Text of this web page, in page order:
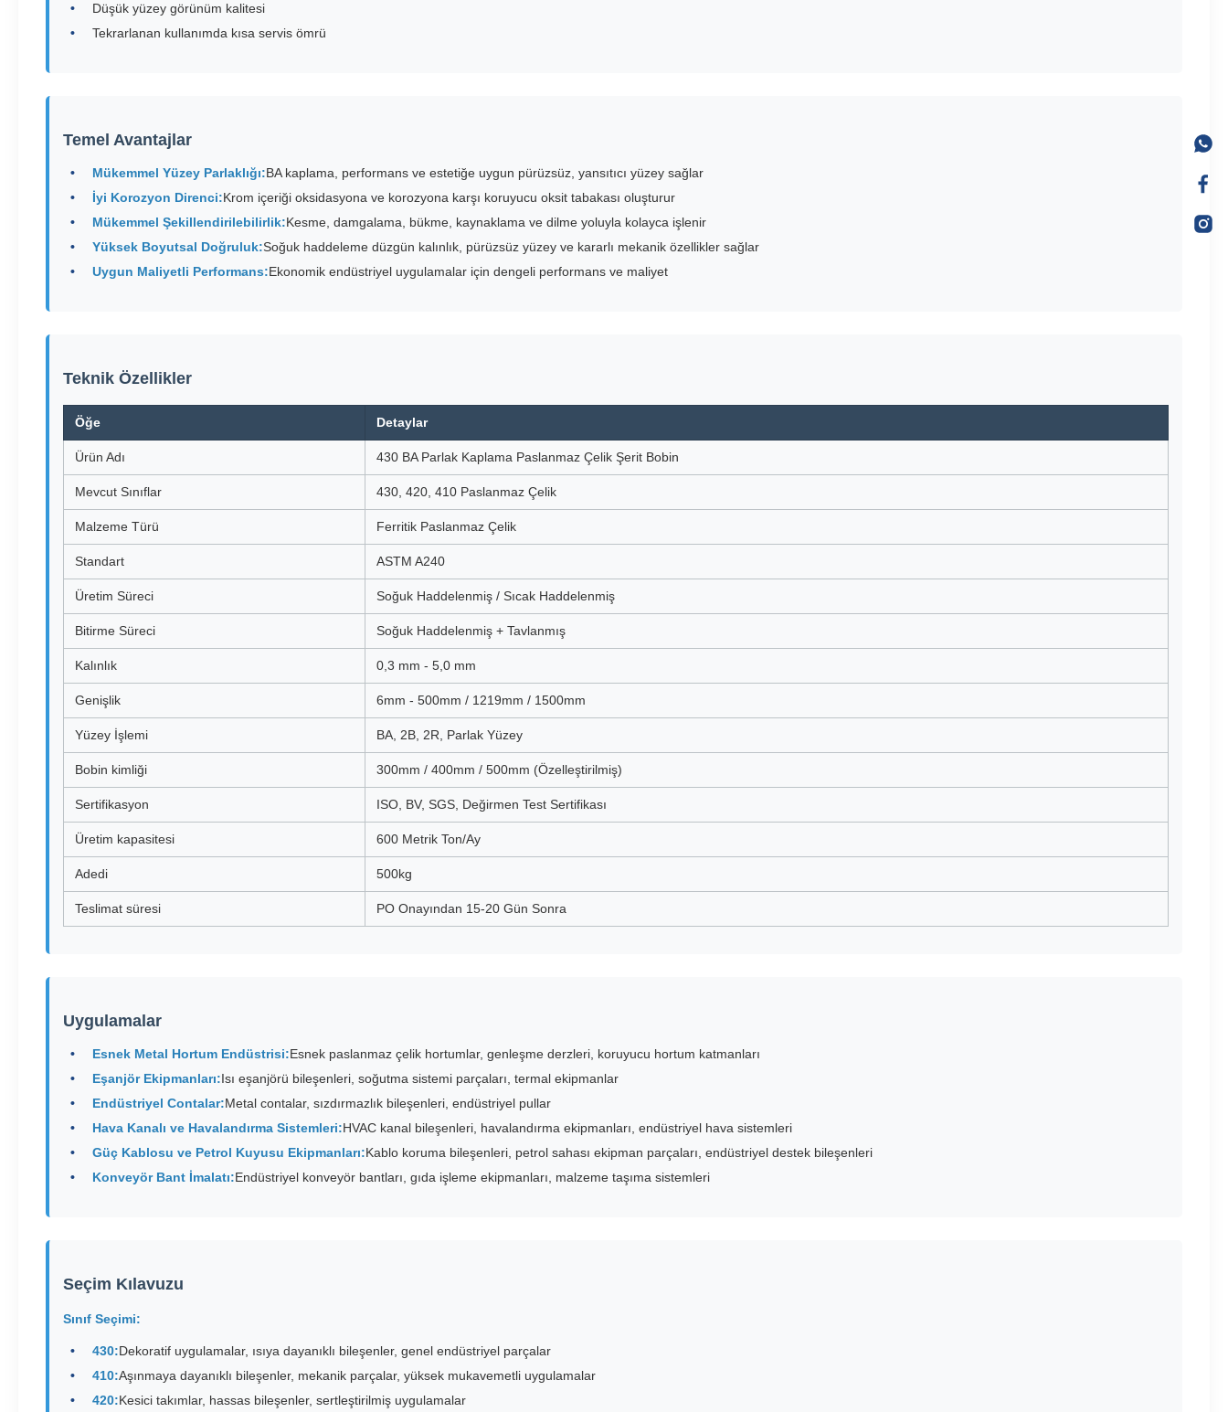
Düşük yüzey görünüm kalitesi
Tekrarlanan kullanımda kısa servis ömrü
Temel Avantajlar
Mükemmel Yüzey Parlaklığı:BA kaplama, performans ve estetiğe uygun pürüzsüz, yansıtıcı yüzey sağlar
İyi Korozyon Direnci:Krom içeriği oksidasyona ve korozyona karşı koruyucu oksit tabakası oluşturur
Mükemmel Şekillendirilebilirlik:Kesme, damgalama, bükme, kaynaklama ve dilme yoluyla kolayca işlenir
Yüksek Boyutsal Doğruluk:Soğuk haddeleme düzgün kalınlık, pürüzsüz yüzey ve kararlı mekanik özellikler sağlar
Uygun Maliyetli Performans:Ekonomik endüstriyel uygulamalar için dengeli performans ve maliyet
Teknik Özellikler
Öğe Detaylar
Ürün Adı 430 BA Parlak Kaplama Paslanmaz Çelik Şerit Bobin
Mevcut Sınıflar 430, 420, 410 Paslanmaz Çelik
Malzeme Türü Ferritik Paslanmaz Çelik
Standart ASTM A240
Üretim Süreci Soğuk Haddelenmiş / Sıcak Haddelenmiş
Bitirme Süreci Soğuk Haddelenmiş + Tavlanmış
Kalınlık 0,3 mm - 5,0 mm
Genişlik 6mm - 500mm / 1219mm / 1500mm
Yüzey İşlemi BA, 2B, 2R, Parlak Yüzey
Bobin kimliği 300mm / 400mm / 500mm (Özelleştirilmiş)
Sertifikasyon ISO, BV, SGS, Değirmen Test Sertifikası
Üretim kapasitesi 600 Metrik Ton/Ay
Adedi 500kg
Teslimat süresi PO Onayından 15-20 Gün Sonra
Uygulamalar
Esnek Metal Hortum Endüstrisi:Esnek paslanmaz çelik hortumlar, genleşme derzleri, koruyucu hortum katmanları
Eşanjör Ekipmanları:Isı eşanjörü bileşenleri, soğutma sistemi parçaları, termal ekipmanlar
Endüstriyel Contalar:Metal contalar, sızdırmazlık bileşenleri, endüstriyel pullar
Hava Kanalı ve Havalandırma Sistemleri:HVAC kanal bileşenleri, havalandırma ekipmanları, endüstriyel hava sistemleri
Güç Kablosu ve Petrol Kuyusu Ekipmanları:Kablo koruma bileşenleri, petrol sahası ekipman parçaları, endüstriyel destek bileşenleri
Konveyör Bant İmalatı:Endüstriyel konveyör bantları, gıda işleme ekipmanları, malzeme taşıma sistemleri
Seçim Kılavuzu
Sınıf Seçimi:
430:Dekoratif uygulamalar, ısıya dayanıklı bileşenler, genel endüstriyel parçalar
410:Aşınmaya dayanıklı bileşenler, mekanik parçalar, yüksek mukavemetli uygulamalar
420:Kesici takımlar, hassas bileşenler, sertleştirilmiş uygulamalar